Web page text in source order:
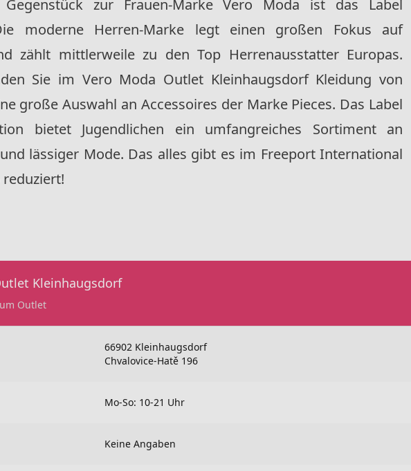
zur Frauen-Marke Vero Moda ist das Label
moderne Herren-Marke legt einen großen Fokus auf
zählt mittlerweile zu den Top Herrenausstatter Europas.
Sie im Vero Moda Outlet Kleinhaugsdorf Kleidung von
große Auswahl an Accessoires der Marke Pieces. Das Label
bietet Jugendlichen ein umfangreiches Sortiment an
lässiger Mode. Das alles gibt es im Freeport International
reduziert!
Kleinhaugsdorf
Outlet
66902 Kleinhaugsdorf
Chvalovice-Hatě 196
Mo-So: 10-21 Uhr
Keine Angaben